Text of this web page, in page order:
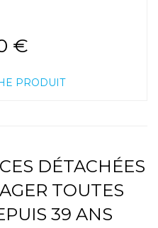
€
PRODUIT
DÉTACHÉES
TOUTES
39 ANS